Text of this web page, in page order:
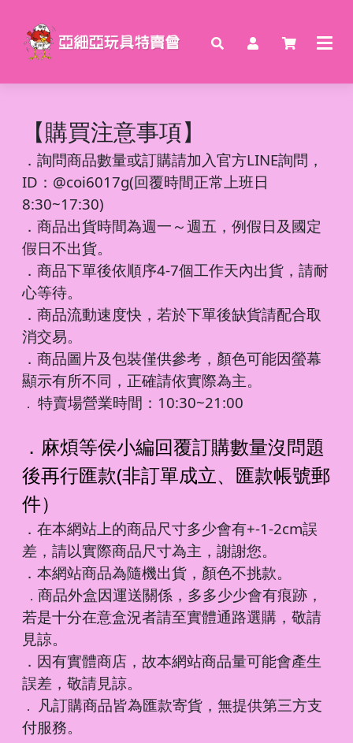
【購買注意事項】
． 詢問商品數量或訂購請加入官方LINE詢問，
ID：@coi6017g(回覆時間正常上班日
8:30~17:30)
．商品出貨時間為週一～週五，例假日及國定
假日不出貨。
．商品下單後依順序4-7個工作天內出貨，請耐
心等待。
．商品流動速度快，若於下單後缺貨請配合取
消交易。
．商品圖片及包裝僅供參考，顏色可能因螢幕
顯示有所不同，正確請依實際為主。
． 特賣場營業時間：10:30~21:00
．麻煩等侯小編回覆訂購數量沒問題
後再行匯款(非訂單成立、匯款帳號郵
件）
．在本網站上的商品尺寸多少會有+-1-2cm誤
差，請以實際商品尺寸為主，謝謝您。
．本網站商品為隨機出貨，顏色不挑款。
． 商品外盒因運送關係，多多少少會有痕跡，
若是十分在意盒況者請至實體通路選購，敬請
見諒。
．因有實體商店，故本網站商品量可能會產生
誤差，敬請見諒。
． 凡訂購商品皆為匯款寄貨，無提供第三方支
付服務。